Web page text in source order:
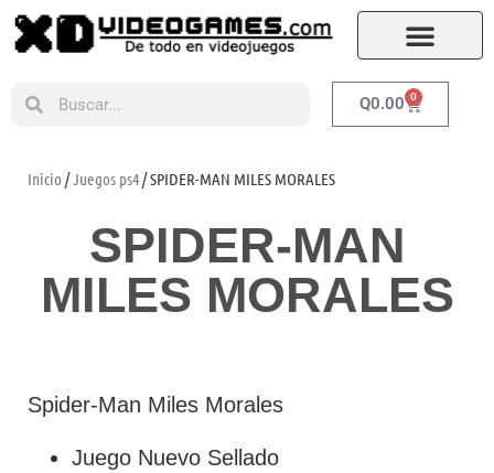
Q0.00 0
Inicio /Juegos ps4/ SPIDER-MAN MILES MORALES
SPIDER-MAN
MILES MORALES
Spider-Man Miles Morales
Juego Nuevo Sellado